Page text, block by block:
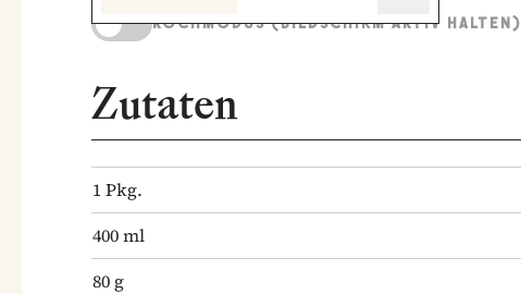
KOCHMODUS (BILDSCHIRM AKTIV HALTEN)
Zutaten
1Pkg.
400ml
80 g